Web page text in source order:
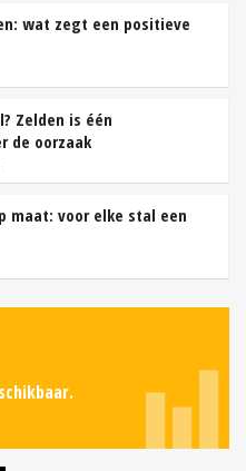
wat zegt een positieve
Zelden is één
de oorzaak
maat: voor elke stal een